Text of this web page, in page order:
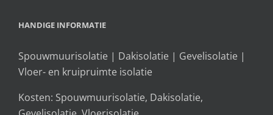
HANDIGE INFORMATIE
Spouwmuurisolatie | Dakisolatie | Gevelisolatie |
Vloer- en kruipruimte isolatie
Kosten: Spouwmuurisolatie, Dakisolatie,